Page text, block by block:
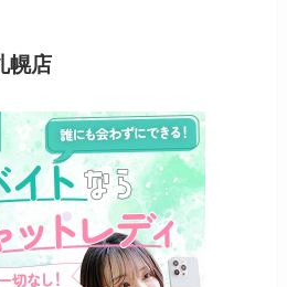
幌店